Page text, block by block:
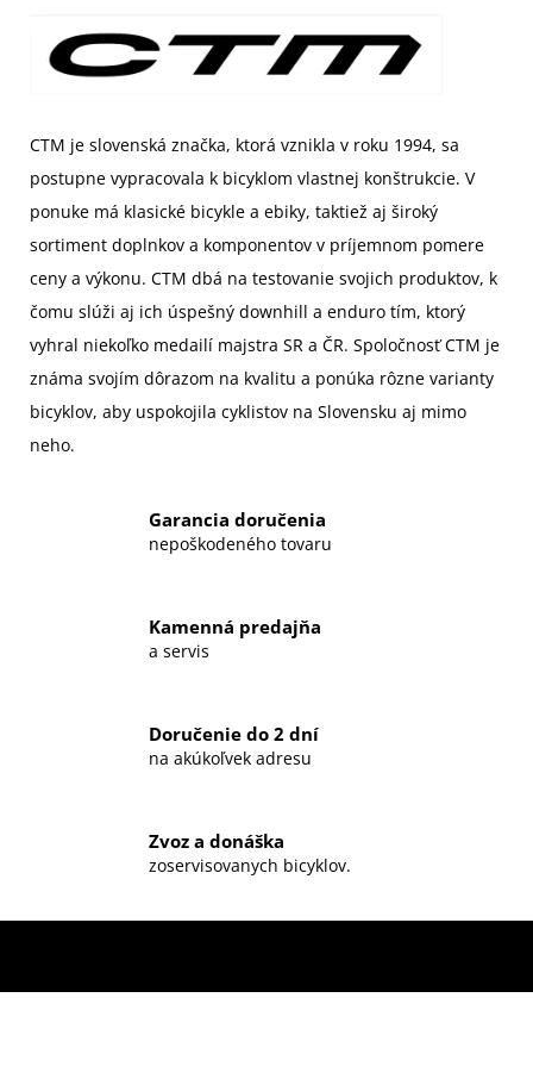
CTM je slovenská značka, ktorá vznikla v roku 1994, sa
postupne vypracovala k bicyklom vlastnej konštrukcie. V
ponuke má klasické bicykle a ebiky, taktiež aj široký
sortiment doplnkov a komponentov v príjemnom pomere
ceny a výkonu. CTM dbá na testovanie svojich produktov, k
čomu slúži aj ich úspešný downhill a enduro tím, ktorý
vyhral niekoľko medailí majstra SR a ČR. Spoločnosť CTM je
známa svojím dôrazom na kvalitu a ponúka rôzne varianty
bicyklov, aby uspokojila cyklistov na Slovensku aj mimo
neho.
Garancia doručenia
nepoškodeného tovaru
Kamenná predajňa
a servis
Doručenie do 2 dní
na akúkoľvek adresu
Zvoz a donáška
zoservisovanych bicyklov.